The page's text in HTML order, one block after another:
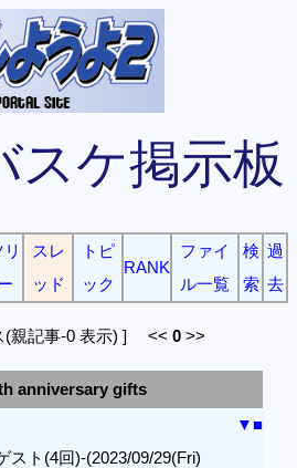
スケ掲示板
スレ
ッド
トピ
ック
RANK
ファイ
ル一覧
検
索
過
去
(親記事-0 表示) ] << 0 >>
anniversary gifts
▼■
スト(4回)-(2023/09/29(Fri)